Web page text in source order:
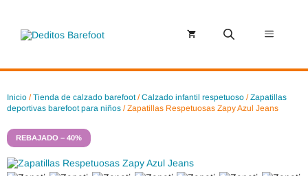
Menú
Inicio /Tienda de calzado barefoot/Calzado infantil respetuoso /Zapatillas
deportivas barefoot para niños / Zapatillas Respetuosas Zapy Azul Jeans
REBAJADO – 40%